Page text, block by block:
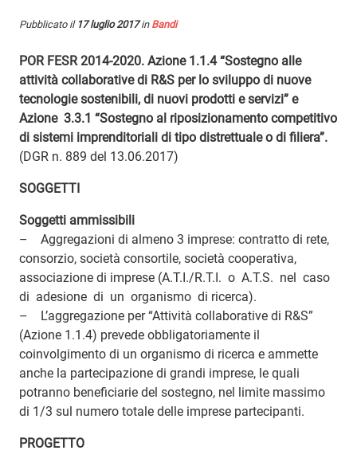
Pubblicato il 17 luglio 2017in Bandi
POR FESR 2014-2020. Azione 1.1.4 “Sostegno alle
attività collaborative di R&S per lo sviluppo di nuove
tecnologie sostenibili, di nuovi prodotti e servizi” e
Azione 3.3.1 “Sostegno al riposizionamento competitivo
di sistemi imprenditoriali di tipo distrettuale o di filiera”.
(DGR n. 889 del 13.06.2017)
SOGGETTI
Soggetti ammissibili
– Aggregazioni di almeno 3 imprese: contratto di rete,
consorzio, società consortile, società cooperativa,
associazione di imprese (A.T.I./R.T.I. o A.T.S. nel caso
di adesione di un organismo di ricerca).
– L’aggregazione per “Attività collaborative di R&S”
(Azione 1.1.4) prevede obbligatoriamente il
coinvolgimento di un organismo di ricerca e ammette
anche la partecipazione di grandi imprese, le quali
potranno beneficiarie del sostegno, nel limite massimo
di 1/3 sul numero totale delle imprese partecipanti.
PROGETTO